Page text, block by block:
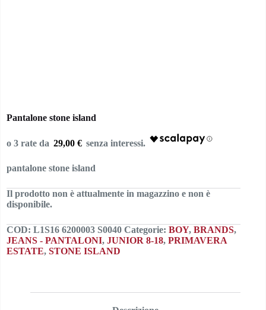
Pantalone stone island
29,00 €
pantalone stone island
Il prodotto non è attualmente in magazzino e non è
disponibile.
COD: L1S16 6200003 S0040 Categorie: BOY, BRANDS,
JEANS - PANTALONI, JUNIOR 8-18, PRIMAVERA
ESTATE, STONE ISLAND